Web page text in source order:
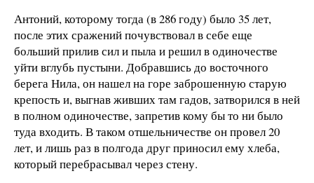
Антоний, которому тогда (в 286 году) было 35 лет,
после этих сражений почувствовал в себе еще
больший прилив сил и пыла и решил в одиночестве
уйти вглубь пустыни. Добравшись до восточного
берега Нила, он нашел на горе заброшенную старую
крепость и, выгнав живших там гадов, затворился в ней
в полном одиночестве, запретив кому бы то ни было
туда входить. В таком отшельничестве он провел 20
лет, и лишь раз в полгода друг приносил ему хлеба,
который перебрасывал через стену.